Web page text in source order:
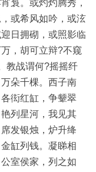
袌。或灼灼腾秀，
或希风如吟，或泫
日拥砌，或照影临
，胡可立辩?不窥
教战谓何?摇摇纤
朵千棵。西子南
衒红缸，争颦翠
列星河，我见其
发银烛，炉升绛
缸列钱。凝睇相
室侯家，列之如